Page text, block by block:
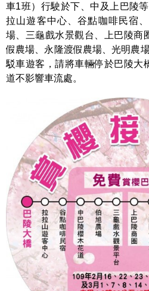
車1班）行駛於下、中及上巴陵
拉山遊客中心、谷點咖啡民宿
場、三龜戲水景觀台、上巴陵商
假農場、永隆渡假農場、光明農
駁車遊客，請將車輛停於巴陵大
道不影響車流處。